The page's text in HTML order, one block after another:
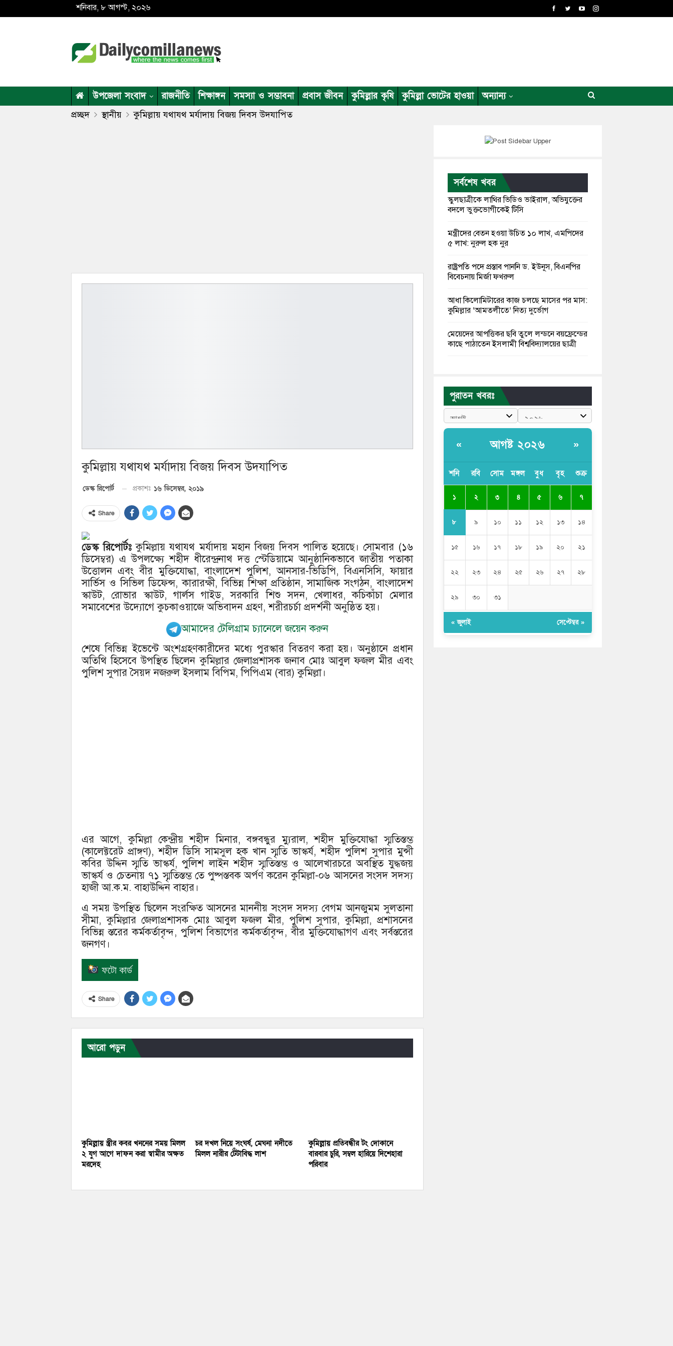
শনিবার, ৮ আগস্ট, ২০২৬
উপজেলা সংবাদ রাজনীতি শিক্ষাঙ্গন সমস্যা ও সম্ভাবনা প্রবাস জীবন কুমিল্লার কৃষি কুমিল্লা ভোটের হাওয়া অন্যান্য
প্রচ্ছদ স্থানীয় কুমিল্লায় যথাযথ মর্যাদায় বিজয় দিবস উদযাপিত
কুমিল্লায় যথাযথ মর্যাদায় বিজয় দিবস উদযাপিত
ডেস্ক রিপোর্ট প্রকাশঃ ১৬ ডিসেম্বর, ২০১৯
Share
ডেস্ক রিপোর্টঃ কুমিল্লায় যথাযথ মর্যাদায় মহান বিজয় দিবস পালিত হয়েছে। সোমবার (১৬
ডিসেম্বর) এ উপলক্ষ্যে শহীদ ধীরেন্দ্রনাথ দত্ত স্টেডিয়ামে আনুষ্ঠানিকভাবে জাতীয় পতাকা
উত্তোলন এবং বীর মুক্তিযোদ্ধা, বাংলাদেশ পুলিশ, আনসার-ভিডিপি, বিএনসিসি, ফায়ার
সার্ভিস ও সিভিল ডিফেন্স, কারারক্ষী, বিভিন্ন শিক্ষা প্রতিষ্ঠান, সামাজিক সংগঠন, বাংলাদেশ
স্কাউট, রোভার স্কাউট, গার্লস গাইড, সরকারি শিশু সদন, খেলাধর, কচিকাঁচা মেলার
সমাবেশের উদ্যোগে কুচকাওয়াজে অভিবাদন গ্রহণ, শরীরচর্চা প্রদর্শনী অনুষ্ঠিত হয়।
আমাদের টেলিগ্রাম চ্যানেলে জয়েন করুন
শেষে বিভিন্ন ইভেন্টে অংশগ্রহণকারীদের মধ্যে পুরস্কার বিতরণ করা হয়। অনুষ্ঠানে প্রধান
অতিথি হিসেবে উপস্থিত ছিলেন কুমিল্লার জেলাপ্রশাসক জনাব মোঃ আবুল ফজল মীর এবং
পুলিশ সুপার সৈয়দ নজরুল ইসলাম বিপিম, পিপিএম (বার) কুমিল্লা।
এর আগে, কুমিল্লা কেন্দ্রীয় শহীদ মিনার, বঙ্গবন্ধুর ম্যুরাল, শহীদ মুক্তিযোদ্ধা স্মৃতিস্তম্ভ
(কালেক্টরেট প্রাঙ্গণ), শহীদ ডিসি সামসুল হক খান স্মৃতি ভাস্কর্য, শহীদ পুলিশ সুপার মুন্সী
কবির উদ্দিন স্মৃতি ভাস্কর্য, পুলিশ লাইন শহীদ স্মৃতিস্তম্ভ ও আলেখারচরে অবস্থিত যুদ্ধজয়
ভাস্কর্য ও চেতনায় ৭১ স্মৃতিস্তম্ভ তে পুষ্পস্তবক অর্পণ করেন কুমিল্লা-০৬ আসনের সংসদ সদস্য
হাজী আ.ক.ম. বাহাউদ্দিন বাহার।
এ সময় উপস্থিত ছিলেন সংরক্ষিত আসনের মাননীয় সংসদ সদস্য বেগম আনজুমম সুলতানা
সীমা, কুমিল্লার জেলাপ্রশাসক মোঃ আবুল ফজল মীর, পুলিশ সুপার, কুমিল্লা, প্রশাসনের
বিভিন্ন স্তরের কর্মকর্তাবৃন্দ, পুলিশ বিভাগের কর্মকর্তাবৃন্দ, বীর মুক্তিযোদ্ধাগণ এবং সর্বস্তরের
জনগণ।
ফটো কার্ড
Share
আরো পড়ুন
কুমিল্লায় স্ত্রীর কবর খননের সময় মিলল
২ যুগ আগে দাফন করা স্বামীর অক্ষত
মরদেহ
চর দখল নিয়ে সংঘর্ষ, মেঘনা নদীতে
মিলল নারীর টেঁটাবিদ্ধ লাশ
কুমিল্লায় প্রতিবন্ধীর টং দোকানে
বারবার চুরি, সম্বল হারিয়ে দিশেহারা
পরিবার
সর্বশেষ খবর
স্কুলছাত্রীকে লাথির ভিডিও ভাইরাল, অভিযুক্তের
বদলে ভুক্তভোগীকেই টিসি
মন্ত্রীদের বেতন হওয়া উচিত ১০ লাখ, এমপিদের
৫ লাখ: নুরুল হক নুর
রাষ্ট্রপতি পদে প্রস্তাব পাননি ড. ইউনূস, বিএনপির
বিবেচনায় মির্জা ফখরুল
আধা কিলোমিটারের কাজ চলছে মাসের পর মাস:
কুমিল্লার ‘আমতলীতে’ নিত্য দুর্ভোগ
মেয়েদের আপত্তিকর ছবি তুলে লন্ডনে বয়ফ্রেন্ডের
কাছে পাঠাতেন ইসলামী বিশ্ববিদ্যালয়ের ছাত্রী
পাঁচ দেশি মাছে মিলল মাইক্রোপ্লাস্টিক, সবচেয়ে
বেশি কই মাছে
দিলো সৌদি সরকার
ভারতের পূর্ব সীমান্তে এখন ‘আরেকটি পাকিস্তান’
গড়ে উঠেছে: সজীব ওয়াজেদ জয়
সাকিব আল হাসানের বাড়িতে আগুন, পেট্রলবোমা
বিস্ফোরণ
পুরাতন খবরঃ
« আগষ্ট ২০২৬ »
শনি রবি সোম মঙ্গল বুধ বৃহ শুক্র
১ ২ ৩ ৪ ৫ ৬ ৭
৮ ৯ ১০ ১১ ১২ ১৩ ১৪
১৫ ১৬ ১৭ ১৮ ১৯ ২০ ২১
২২ ২৩ ২৪ ২৫ ২৬ ২৭ ২৮
২৯ ৩০ ৩১
« জুলাই সেপ্টেম্বর »